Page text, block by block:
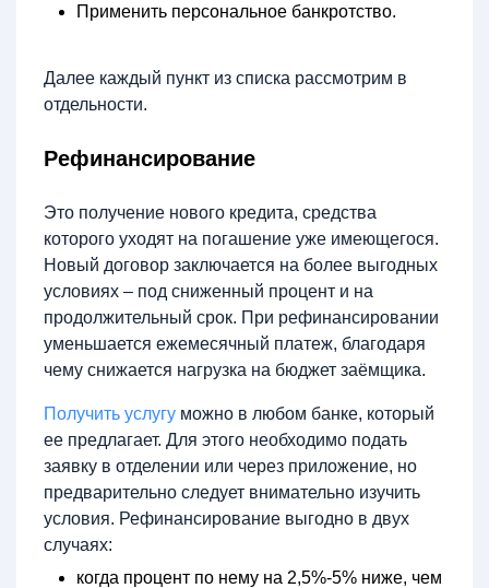
Применить персональное банкротство.
Далее каждый пункт из списка рассмотрим в
отдельности.
Рефинансирование
Это получение нового кредита, средства
которого уходят на погашение уже имеющегося.
Новый договор заключается на более выгодных
условиях – под сниженный процент и на
продолжительный срок. При рефинансировании
уменьшается ежемесячный платеж, благодаря
чему снижается нагрузка на бюджет заёмщика.
Получить услугу можно в любом банке, который
ее предлагает. Для этого необходимо подать
заявку в отделении или через приложение, но
предварительно следует внимательно изучить
условия. Рефинансирование выгодно в двух
случаях:
когда процент по нему на 2,5%-5% ниже, чем